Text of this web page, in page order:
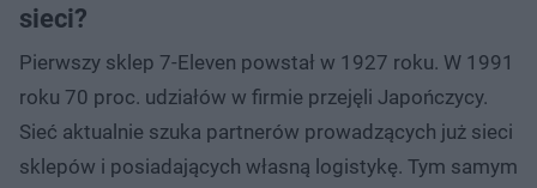
sieci?
Pierwszy sklep 7-Eleven powstał w 1927 roku. W 1991
roku 70 proc. udziałów w firmie przejęli Japończycy.
Sieć aktualnie szuka partnerów prowadzących już sieci
sklepów i posiadających własną logistykę. Tym samym